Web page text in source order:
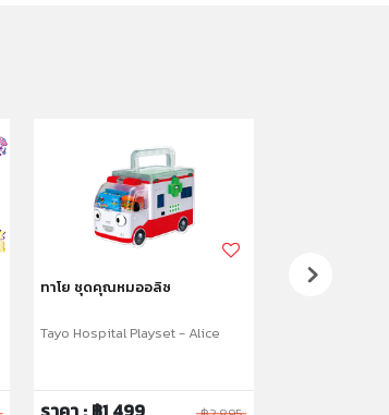
ทาโย ชุดคุณหมออลิซ
Tayo Hospital Playset - Alice
ทาโย ชุดเล่นทร